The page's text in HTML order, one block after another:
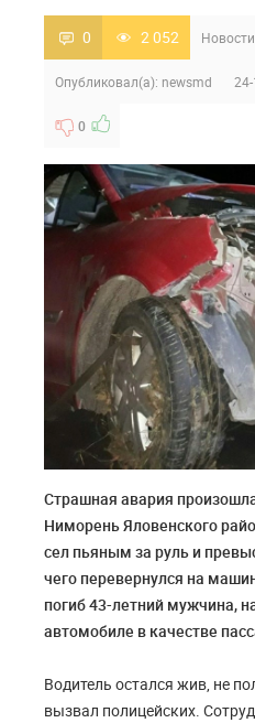
0 2 052 Новости
Опубликовал(а): newsmd
0
Страшная авария
Ниморень Яловенского
сел пьяным за руль и
чего перевернулся на
погиб 43-летний мужчина,
автомобиле в качестве
Водитель остался жив, не
вызвал полицейских.